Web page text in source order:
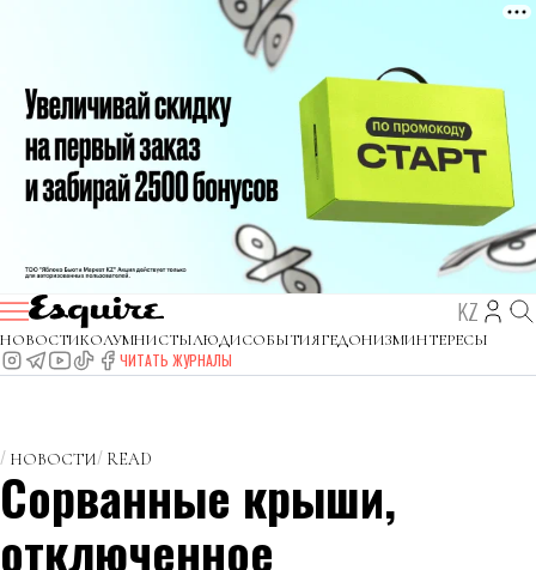
KZ
НОВОСТИКОЛУМНИСТЫЛЮДИСОБЫТИЯГЕДОНИЗМИНТЕРЕСЫ
ЧИТАТЬ ЖУРНАЛЫ
НОВОСТИ READ
Сорванные крыши,
отключенное